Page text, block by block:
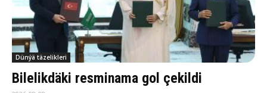
Dünýä täzelikleri
Bilelikdäki resminama gol çekildi